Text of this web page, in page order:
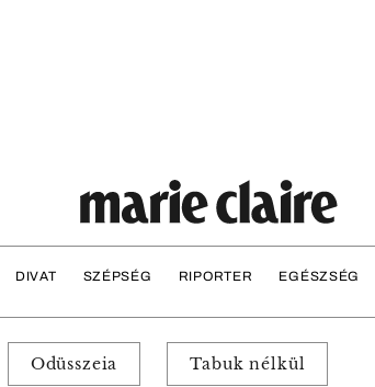
DIVAT SZÉPSÉG RIPORTER EGÉSZSÉG
Odüsszeia Tabuk nélkül